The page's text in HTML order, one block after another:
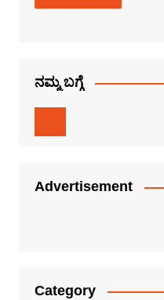
ನಮ್ಮ ಬಗ್ಗೆ
Advertisement
Category